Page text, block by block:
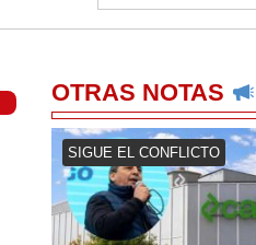
OTRAS NOTAS
SIGUE EL CONFLICTO